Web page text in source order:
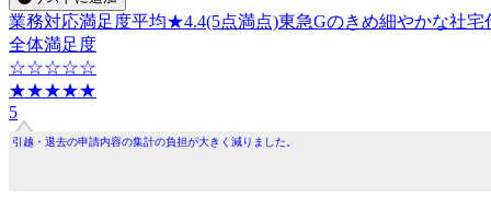
業務対応満足度平均★4.4(5点満点)東急Gのきめ細やかな社宅
全体満足度
☆☆☆☆☆
★★★★★
5
引越・退去の申請内容の集計の負担が大きく減りました。